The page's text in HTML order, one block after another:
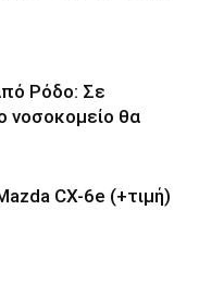
Ρόδο: Σε
νοσοκομείο θα
CX-6e (+τιμή)